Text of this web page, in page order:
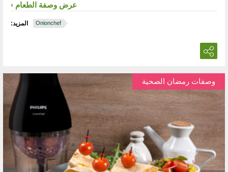
عرض وصفة الطعام
المزيد: Onionchef
وصفات رمضان الصحية